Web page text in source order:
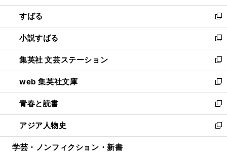
開
く
ウ
で
開
く
ン
ド
ウ
で
開
く
すばる
新
し
い
ウ
ィ
ン
ド
ウ
で
開
く
小説すばる
新
し
い
ウ
ィ
ン
ド
ウ
で
開
集英社 文芸ステーション
新
し
い
ウ
ィ
ン
ド
ウ
web 集英社文庫
新
し
い
ウ
ィ
ン
青春と読書
新
し
い
ウ
アジア人物史
新
し
学芸・ノンフィクション・新書